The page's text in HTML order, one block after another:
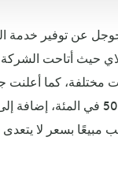
عن توفير خدمة
و 9 لغات مختلفة، كما
تصل إلى 50 في المئة،